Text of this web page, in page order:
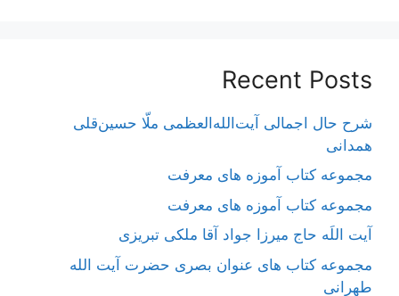
Recent Posts
شرح حال اجمالی آیت‌الله‌العظمی ملّا حسین‌قلی
همدانی
مجموعه کتاب آموزه های معرفت
مجموعه کتاب آموزه های معرفت
آیت اللَه حاج میرزا جواد آقا ملکی تبریزی
مجموعه کتاب های عنوان بصری حضرت آیت الله
طهرانی